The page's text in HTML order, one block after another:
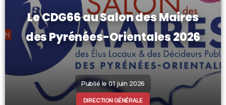
Le CDG66 au Salon des Maires
des Pyrénées-Orientales 2026
Publié le 01 juin 2026
DIRECTION GÉNÉRALE